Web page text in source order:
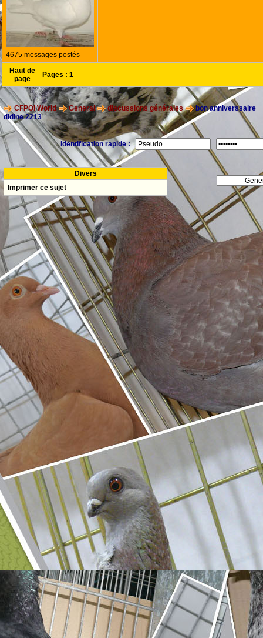
4675 messages postés
Haut de
page
Pages : 1
CFPOI World General discussions générales
bon anniverssaire
didine 2213
Identification rapide :
Divers
Imprimer ce sujet